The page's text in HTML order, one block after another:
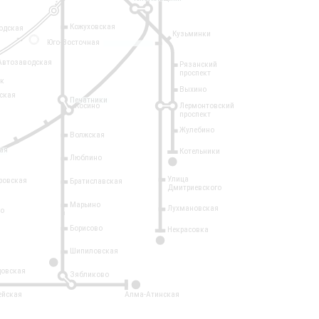
2
14
Кузьминки
Рязанский
проспект
Выхино
Лермонтовский
проспект
Жулебино
Котельники
Кожуховская
Печатники
Волжская
Люблино
Братиславская
Марьино
Борисово
Шипиловская
Зябликово
Алма-Атинская
Улица
Дмитриевского
Лухмановская
Некрасовка
Косино
Юго-Восточная